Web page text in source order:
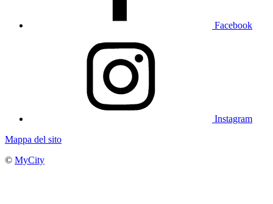
Facebook
Instagram
Mappa del sito
© MyCity